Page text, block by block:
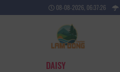
08-08-2026, 06:37:28
DAISY